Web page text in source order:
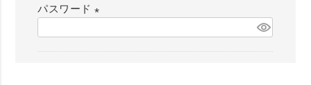
)
パスワード
必